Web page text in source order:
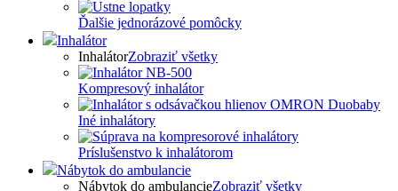
Ďalšie jednorázové pomôcky
Inhalátor
InhalátorZobraziť všetky
Kompresový inhalátor
Iné inhalátory
Príslušenstvo k inhalátorom
Nábytok do ambulancie
Nábytok do ambulancieZobraziť všetky